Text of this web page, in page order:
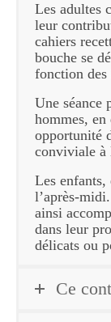
Les adultes
leur
cahiers
bouche se
fonction des
Une séance
hommes, en
opportunité
conviviale à
Les enfants,
l’après-
ainsi
dans leur
délicats ou
Ce